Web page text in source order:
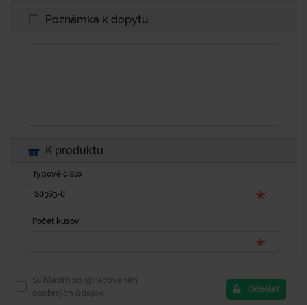
Poznámka k dopytu
K produktu
Typové číslo
Počet kusov
Súhlasím so spracovaním
osobných údajov.
Odoslať